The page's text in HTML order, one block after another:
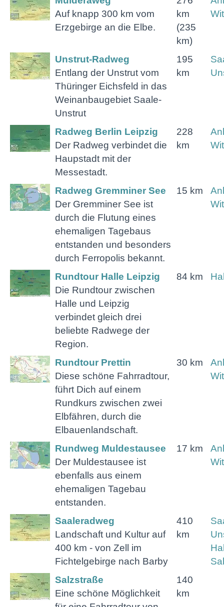
Auf knapp 300 km vom
Erzgebirge an die Elbe.
km
(235
km)
Unstrut-Radweg
Entlang der Unstrut vom
Thüringer Eichsfeld in das
Weinanbaugebiet Saale-
Unstrut
195
km
Radweg Berlin Leipzig
Der Radweg verbindet die
Haupstadt mit der
Messestadt.
228
km
Radweg Gremminer See
Der Gremminer See ist
durch die Flutung eines
ehemaligen Tagebaus
entstanden und besonders
durch Ferropolis bekannt.
15 km
Rundtour Halle Leipzig
Die Rundtour zwischen
Halle und Leipzig
verbindet gleich drei
beliebte Radwege der
Region.
84 km
Rundtour Prettin
Diese schöne Fahrradtour,
führt Dich auf einem
Rundkurs zwischen zwei
Elbfähren, durch die
Elbauenlandschaft.
30 km
Rundweg Muldestausee
Der Muldestausee ist
ebenfalls aus einem
ehemaligen Tagebau
entstanden.
17 km
Saaleradweg
Landschaft und Kultur auf
400 km - von Zell im
Fichtelgebirge nach Barby
410
km
Salzstraße
Eine schöne Möglichkeit
140
km